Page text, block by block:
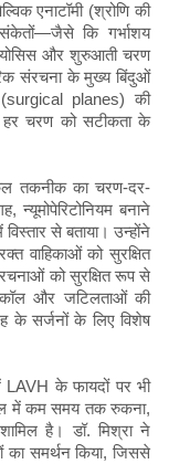
एनाटॉमी (श्रोणि की
कि गर्भाशय
और शुरुआती चरण
संरचना के मुख्य बिंदुओं
planes) की
हर चरण को सटीकता के
तकनीक का चरण-दर-
न्यूमोपेरिटोनियम बनाने
से बताया। उन्होंने
वाहिकाओं को सुरक्षित
को सुरक्षित रूप से
और जटिलताओं की
के सर्जनों के लिए विशेष
LAVH के फायदों पर भी
में कम समय तक रुकना,
है। डॉ. मिश्रा ने
समर्थन किया, जिससे